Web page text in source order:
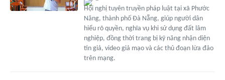
Hội nghị tuyên truyền pháp luật tại xã Phước
Năng, thành phố Đà Nẵng, giúp người dân
hiểu rõ quyền, nghĩa vụ khi sử dụng đất lâm
nghiệp, đồng thời trang bị kỹ năng nhận diện
tin giả, video giả mạo và các thủ đoạn lừa đảo
trên mạng.